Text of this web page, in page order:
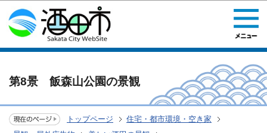
このページの本文へ移動
第8景 飯森山公園の景観
トップページ
住宅・都市環境・空き家